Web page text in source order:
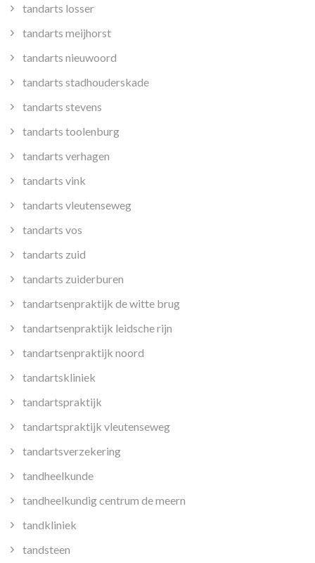
tandarts losser
tandarts meijhorst
tandarts nieuwoord
tandarts stadhouderskade
tandarts stevens
tandarts toolenburg
tandarts verhagen
tandarts vink
tandarts vleutenseweg
tandarts vos
tandarts zuid
tandarts zuiderburen
tandartsenpraktijk de witte brug
tandartsenpraktijk leidsche rijn
tandartsenpraktijk noord
tandartskliniek
tandartspraktijk
tandartspraktijk vleutenseweg
tandartsverzekering
tandheelkunde
tandheelkundig centrum de meern
tandkliniek
tandsteen